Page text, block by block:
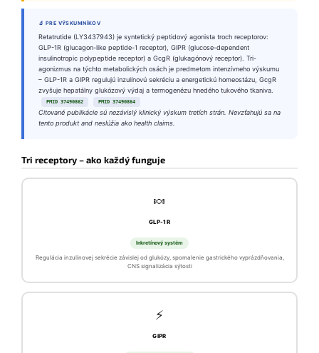
🔬 PRE VÝSKUMNÍKOV
Retatrutide (LY3437943) je syntetický peptidový agonista troch receptorov:
GLP-1R (glucagon-like peptide-1 receptor), GIPR (glucose-dependent
insulinotropic polypeptide receptor) a GcgR (glukagónový receptor). Tri-
agonizmus na týchto metabolických osách je predmetom intenzívneho výskumu
– GLP-1R a GIPR regulujú inzulínovú sekréciu a energetickú homeostázu, GcgR
zvyšuje hepatálny glukózový výdaj a termogenézu hnedého tukového tkaniva.
PMID 37490862 PMID 37490864
Citované publikácie sú nezávislý klinický výskum tretích strán. Nevzťahujú sa na
tento produkt and neslúžia ako health claims.
Tri receptory – ako každý funguje
🍬
GLP-1R
Inkretínový systém
Regulácia inzulínovej sekrécie závislej od glukózy, spomalenie gastrického vyprázdňovania,
CNS signalizácia sýtosti
⚡
GIPR